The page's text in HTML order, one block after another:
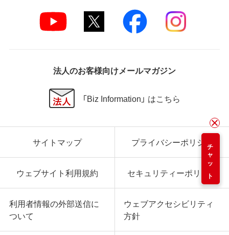
チャット
法人のお客様向けメールマガジン
「Biz Information」 はこちら
サイトマップ プライバシーポリシー
ウェブサイト利用規約 セキュリティーポリシー
利用者情報の外部送信に
ついて
ウェブアクセシビリティ
方針